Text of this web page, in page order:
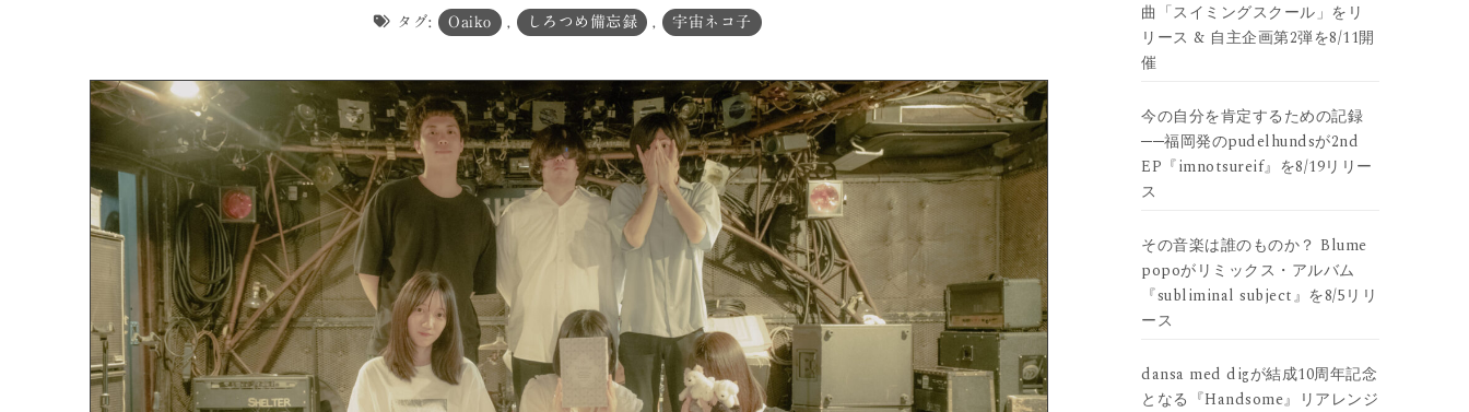
タグ: Oaiko , しろつめ備忘録 , 宇宙ネコ子
曲「スイミングスクール」をリ
リース & 自主企画第2弾を8/11開
催
今の自分を肯定するための記録
──福岡発のpudelhundsが2nd
EP『imnotsureif』を8/19リリー
ス
その音楽は誰のものか？ Blume
popoがリミックス・アルバム
『subliminal subject』を8/5リリ
ース
dansa med digが結成10周年記念
となる『Handsome』リアレンジ